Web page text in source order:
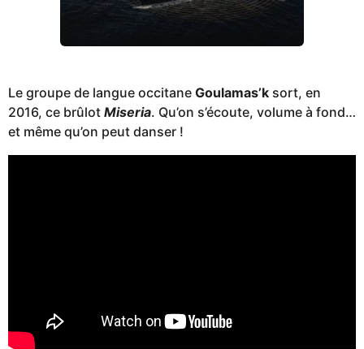
Le groupe de langue occitane Goulamas’k sort, en
2016, ce brûlot Miseria. Qu’on s’écoute, volume à fond…
et même qu’on peut danser !